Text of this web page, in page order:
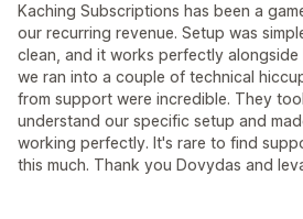
Kaching Subscriptions has been a
our recurring revenue. Setup was
clean, and it works perfectly alongside
we ran into a couple of technical
from support were incredible. They
understand our specific setup and
working perfectly. It's rare to find
this much. Thank you Dovydas and